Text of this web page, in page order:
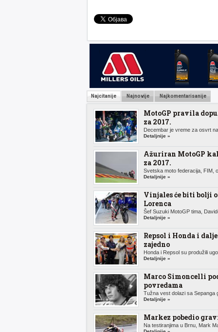
Najcitanije Najnovije Najkomentarisanije
MotoGP pravila
za 2017.
Decembar je vreme za osvrt
Detaljnije »
Ažuriran MotoGP
za 2017.
Svetska moto federacija, FIM,
Detaljnije »
Vinjales će biti bolji
Lorenca
Šef Suzuki MotoGP tima,
Detaljnije »
Repsol i Honda i dalje
zajedno
Honda i Repsol su produžili
Detaljnije »
Marco Simoncelli
povredama
Tužna vest dolazi sa Sepanga
Detaljnije »
Markez pobedio
Na testiranjima u Brnu, Mark